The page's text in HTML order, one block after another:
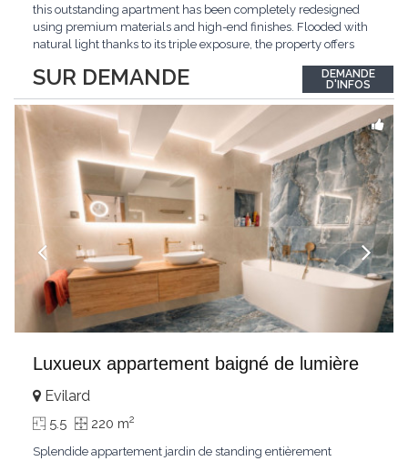
SUR DEMANDE
this outstanding apartment has been completely redesigned
using premium materials and high-end finishes. Flooded with
natural light thanks to its triple exposure, the property offers
master suite, elegant reception areas, and a spacious terrace
overlooking a peaceful and green...
DEMANDE
D'INFOS
Luxueux appartement baigné de lumière
Evilard
5.5 220 m2
Splendide appartement jardin de standing entièrement